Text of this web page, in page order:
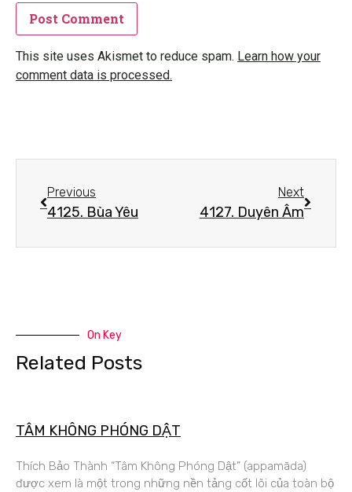
This site uses Akismet to reduce spam. Learn how your
comment data is processed.
Previous
4125. Bùa Yêu
Next
4127. Duyên Âm
On Key
Related Posts
TÂM KHÔNG PHÓNG DẬT
Thích Bảo Thành “Tâm Không Phóng Dật” (appamāda)
được xem là một trong những nền tảng cốt lõi của toàn bộ